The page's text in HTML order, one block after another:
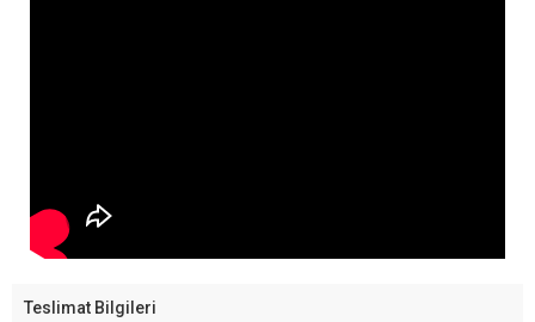
Teslimat Bilgileri